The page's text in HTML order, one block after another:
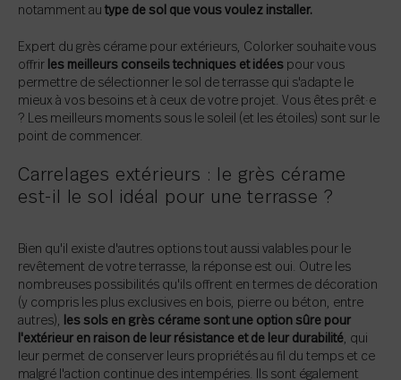
notamment au type de sol que vous voulez installer.
Expert du grès cérame pour extérieurs, Colorker souhaite vous
offrir les meilleurs conseils techniques et idées pour vous
permettre de sélectionner le sol de terrasse qui s'adapte le
mieux à vos besoins et à ceux de votre projet. Vous êtes prêt·e
? Les meilleurs moments sous le soleil (et les étoiles) sont sur le
point de commencer.
Carrelages extérieurs : le grès cérame
est-il le sol idéal pour une terrasse ?
Bien qu'il existe d'autres options tout aussi valables pour le
revêtement de votre terrasse, la réponse est oui. Outre les
nombreuses possibilités qu'ils offrent en termes de décoration
(y compris les plus exclusives en bois, pierre ou béton, entre
autres),
les sols en grès cérame sont une option sûre pour
l'extérieur en raison de leur résistance et de leur durabilité, qui
leur permet de conserver leurs propriétés au fil du temps et ce
malgré l'action continue des intempéries. Ils sont également